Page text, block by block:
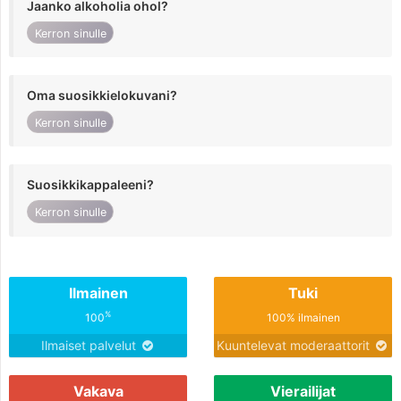
Jaanko alkoholia ohol?
Kerron sinulle
Oma suosikkielokuvani?
Kerron sinulle
Suosikkikappaleeni?
Kerron sinulle
Ilmainen
100%
Ilmaiset palvelut
Tuki
100% ilmainen
Kuuntelevat moderaattorit
Vakava Vierailijat